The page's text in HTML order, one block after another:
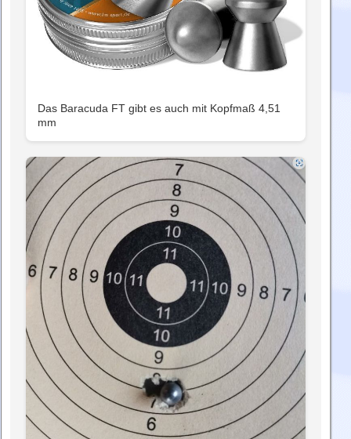
Das Baracuda FT gibt es auch mit Kopfmaß 4,51
mm